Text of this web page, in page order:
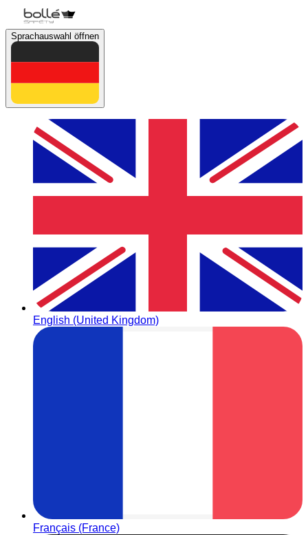
Sprachauswahl öffnen
English (United Kingdom)
Français (France)